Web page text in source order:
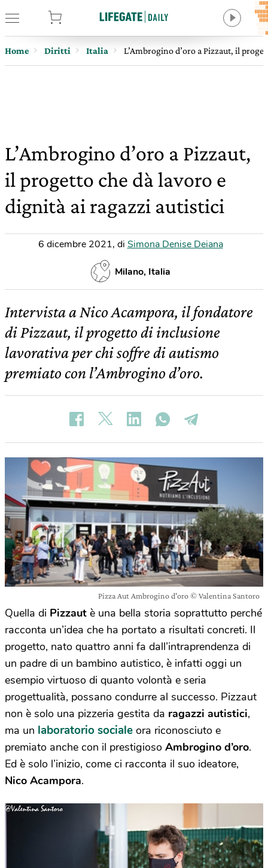
Home Diritti Italia L’Ambrogino d’oro a Pizzaut, il
L’Ambrogino d’oro a Pizzaut,
il progetto che dà lavoro e
dignità ai ragazzi autistici
6 dicembre 2021, di Simona Denise Deiana
Milano, Italia
Intervista a Nico Acampora, il fondatore
di Pizzaut, il progetto di inclusione
lavorativa per chi soffre di autismo
premiato con l’Ambrogino d’oro.
Pizza Aut Ambrogino d'oro © Valentina Santoro
Quella di Pizzaut è una bella storia soprattutto perché
racconta un’idea che ha portato a risultati concreti. Il
progetto, nato quattro anni fa dall’intraprendenza di
un padre di un bambino autistico, è infatti oggi un
esempio virtuoso di quanto volontà e seria
progettualità, possano condurre al successo. Pizzaut
non è solo una pizzeria gestita da ragazzi autistici,
ma un laboratorio sociale ora riconosciuto e
premiato anche con il prestigioso Ambrogino d’oro.
Ed è solo l’inizio, come ci racconta il suo ideatore,
Nico Acampora.